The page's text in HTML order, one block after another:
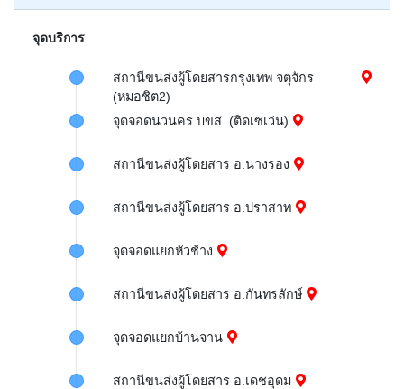
จุดบริการ
สถานีขนส่งผู้โดยสารกรุงเทพ จตุจักร
(หมอชิต2)
จุดจอดนวนคร บขส. (ติดเซเว่น)
สถานีขนส่งผู้โดยสาร อ.นางรอง
สถานีขนส่งผู้โดยสาร อ.ปราสาท
จุดจอดแยกหัวช้าง
สถานีขนส่งผู้โดยสาร อ.กันทรลักษ์
จุดจอดแยกบ้านจาน
สถานีขนส่งผู้โดยสาร​ อ.เดชอุดม